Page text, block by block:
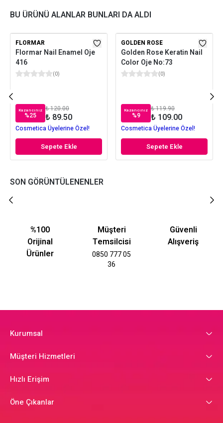
BU ÜRÜNÜ ALANLAR BUNLARI DA ALDI
FLORMAR
Flormar Nail Enamel Oje
416
(0)
Kazancınız
%25
₺ 120.00
₺ 89.50
Cosmetica Üyelerine Özel!
Sepete Ekle
GOLDEN ROSE
Golden Rose Keratin Nail
Color Oje No:73
(0)
Kazancınız
%9
₺ 119.90
₺ 109.00
Cosmetica Üyelerine Özel!
Sepete Ekle
SON GÖRÜNTÜLENENLER
%100
Orijinal
Ürünler
Müşteri
Temsilcisi
0850 777 05
36
Güvenli
Alışveriş
Kurumsal
Müşteri Hizmetleri
Hızlı Erişim
Öne Çıkanlar